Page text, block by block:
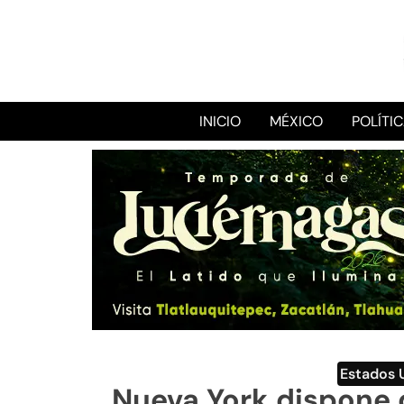
INICIO MÉXICO
Estados